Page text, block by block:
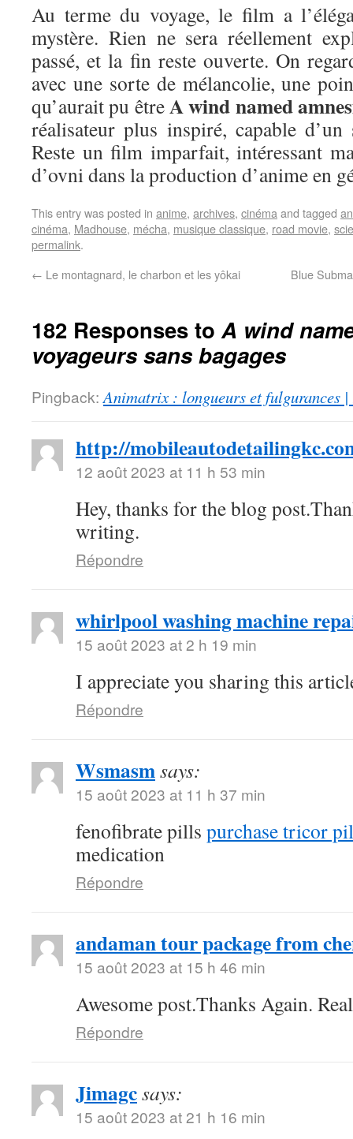
Au terme du voyage, le film a
mystère. Rien ne sera réellement
passé, et la fin reste ouverte. On
avec une sorte de mélancolie, une
qu’aurait pu êtreA windnamed
réalisateur plus inspiré, capable
Reste un film imparfait, intéressant
d’ovni dans la production d’anime en
This entry was posted in anime, archives, cinéma and tagged
cinéma, Madhouse, mécha, musique classique, road movie,
permalink.
← Le montagnard, le charbon et les yôkai Blue
182 Responses toA wind
voyageurs sans bagages
Pingback: Animatrix : longueurs et fulgurances |
http://
12 août 2023 at 11 h 53 min
Hey, thanks for the blog
writing.
Répondre
whirlpool washing machine
15 août 2023 at 2 h 19 min
I appreciate you sharing this
Répondre
Wsmasmsays:
15 août 2023 at 11 h 37 min
fenofibrate pills purchase tricor
medication
Répondre
andaman tour package from
15 août 2023 at 15 h 46 min
Awesome post.Thanks Again.
Répondre
Jimagcsays:
15 août 2023 at 21 h 16 min